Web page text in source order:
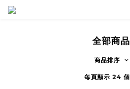
全部商品
商品排序
每頁顯示 24 個